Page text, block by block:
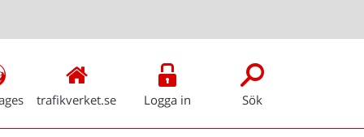
trafikverket.se Logga in Sök